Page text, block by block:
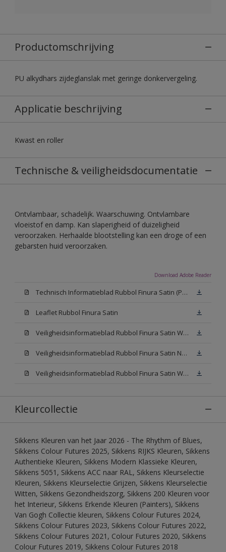
Productomschrijving
PU alkydhars zijdeglanslak met geringe donkervergeling.
Applicatie beschrijving
Kwast en roller
Technische & veiligheidsdocumentatie
Ontvlambaar, schadelijk. Waarschuwing. Ontvlambare
vloeistof en damp. Kan slaperigheid of duizeligheid
veroorzaken. Herhaalde blootstelling kan een droge of een
gebarsten huid veroorzaken.
Download Adobe Reader
Technisch Informatieblad Rubbol Finura Satin (PDF)
Leaflet Rubbol Finura Satin
Veiligheidsinformatieblad Rubbol Finura Satin W05 (MSDS)
Veiligheidsinformatieblad Rubbol Finura Satin N00 (MSDS)
Veiligheidsinformatieblad Rubbol Finura Satin White (MSDS)
Kleurcollectie
Sikkens Kleuren van het Jaar 2026 - The Rhythm of Blues,
Sikkens Colour Futures 2025, Sikkens RIJKS Kleuren, Sikkens
Authentieke Kleuren, Sikkens Modern Klassieke Kleuren,
Sikkens 5051, Sikkens ACC naar RAL, Sikkens Kleurselectie
Kleuren, Sikkens Kleurselectie Grijzen, Sikkens Kleurselectie
Witten, Sikkens Gezondheidszorg, Sikkens 200 Kleuren voor
het Interieur, Sikkens Erkende Kleuren (Painters), Sikkens
Van Gogh Collectie kleuren, Sikkens Colour Futures 2024,
Sikkens Colour Futures 2023, Sikkens Colour Futures 2022,
Sikkens Colour Futures 2021, Colour Futures 2020, Sikkens
Colour Futures 2019, Sikkens Colour Futures 2018